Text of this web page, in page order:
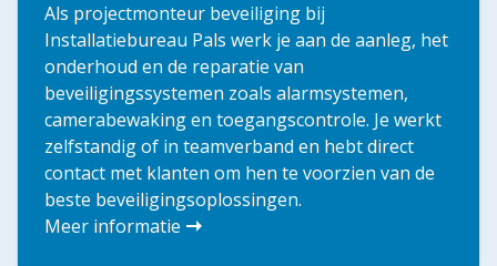
Als projectmonteur beveiliging bij
Installatiebureau Pals werk je aan de aanleg, het
onderhoud en de reparatie van
beveiligingssystemen zoals alarmsystemen,
camerabewaking en toegangscontrole. Je werkt
zelfstandig of in teamverband en hebt direct
contact met klanten om hen te voorzien van de
beste beveiligingsoplossingen.
Meer informatie